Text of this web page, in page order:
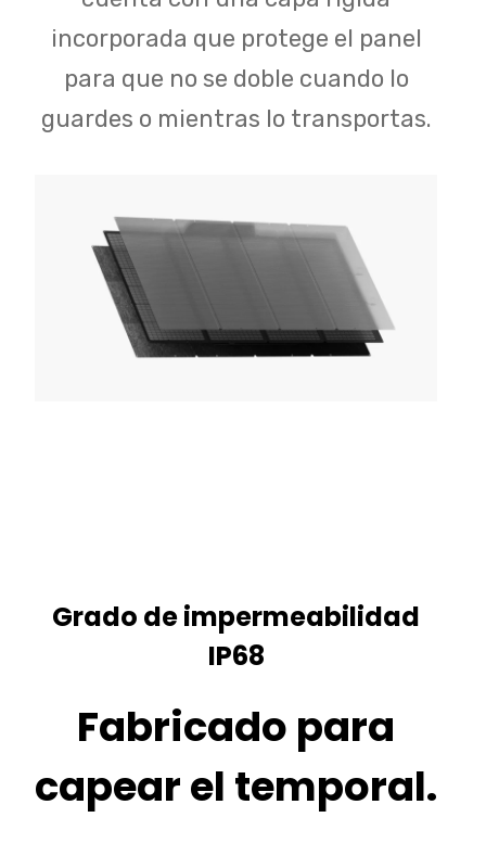
incorporada que protege el panel
para que no se doble cuando lo
guardes o mientras lo transportas.
Grado de impermeabilidad
IP68
Fabricado para
capear el temporal.